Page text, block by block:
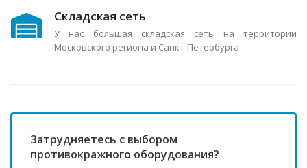
Складская сеть
У нас большая складская сеть на территории
Московского региона и Санкт-Петербурга
Затрудняетесь с выбором
противокражного оборудования?